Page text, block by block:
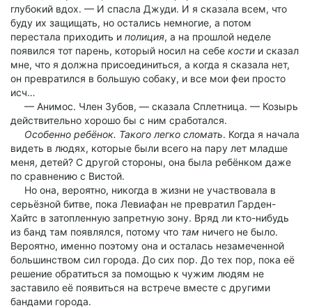
глубокий вдох. — И спасла Джуди. И я сказала всем, что
буду их защищать, но остались немногие, а потом
перестала приходить и полиция, а на прошлой неделе
появился тот парень, который носил на себе кости и сказал
мне, что я должна присоединиться, а когда я сказала нет,
он превратился в большую собаку, и все мои феи просто
исч…
— Анимос. Член Зубов, — сказала Сплетница. — Козырь
действительно хорошо бы с ним сработался.
Особенно ребёнок. Такого легко сломать. Когда я начала
видеть в людях, которые были всего на пару лет младше
меня, детей? С другой стороны, она была ребёнком даже
по сравнению с Вистой.
Но она, вероятно, никогда в жизни не участвовала в
серьёзной битве, пока Левиафан не превратил Гарден-
Хайтс в затопленную запретную зону. Вряд ли кто-нибудь
из банд там появлялся, потому что там ничего не было.
Вероятно, именно поэтому она и осталась незамеченной
большинством сил города. До сих пор. До тех пор, пока её
решение обратиться за помощью к чужим людям не
заставило её появиться на встрече вместе с другими
бандами города.